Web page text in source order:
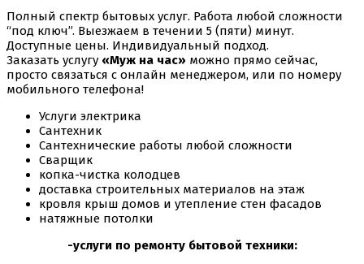
Полный спектр бытовых услуг. Работа любой сложности
“под ключ”. Выезжаем в течении 5 (пяти) минут.
Доступные цены. Индивидуальный подход.
Заказать услугу «Муж на час» можно прямо сейчас,
просто связаться с онлайн менеджером, или по номеру
мобильного телефона!
Услуги электрика
Сантехник
Сантехнические работы любой сложности
Сварщик
копка-чистка колодцев
доставка строительных материалов на этаж
кровля крыш домов и утепление стен фасадов
натяжные потолки
-услуги по ремонту бытовой техники: